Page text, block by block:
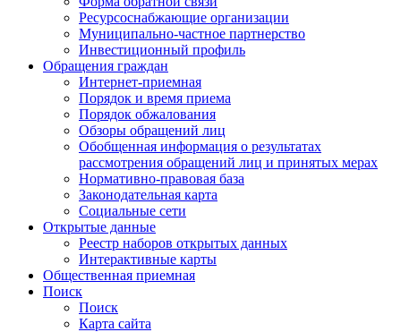
Ресурсоснабжающие организации
Муниципально-частное партнерство
Инвестиционный профиль
Обращения граждан
Интернет-приемная
Порядок и время приема
Порядок обжалования
Обзоры обращений лиц
Обобщенная информация о результатах
рассмотрения обращений лиц и принятых мерах
Нормативно-правовая база
Законодательная карта
Социальные сети
Открытые данные
Реестр наборов открытых данных
Интерактивные карты
Общественная приемная
Поиск
Поиск
Карта сайта